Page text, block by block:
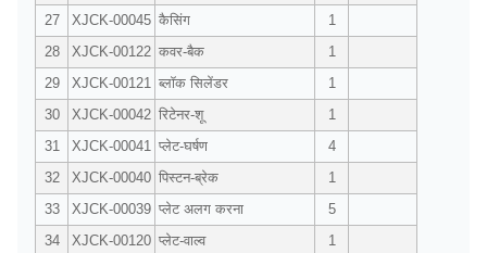
27
XJCK-00045 कैसिंग
1
28
XJCK-00122 कवर-बैक
1
29
XJCK-00121 ब्लॉक सिलेंडर
1
30
XJCK-00042 रिटेनर-शू
1
31
XJCK-00041 प्लेट-घर्षण
4
32
XJCK-00040 पिस्टन-ब्रेक
1
33
XJCK-00039 प्लेट अलग करना
5
34
XJCK-00120 प्लेट-वाल्व 1